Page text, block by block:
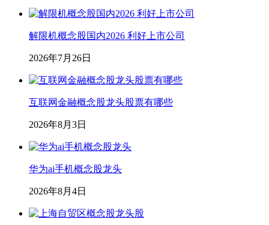
解限机概念股国内2026 利好上市公司
2026年7月26日
互联网金融概念股龙头股票有哪些
2026年8月3日
华为ai手机概念股龙头
2026年8月4日